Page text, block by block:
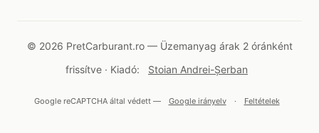
© 2026 PretCarburant.ro — Üzemanyag árak 2 óránként
frissítve · Kiadó:
Stoian Andrei-Șerban
Google reCAPTCHA által védett — Google irányelv · Feltételek